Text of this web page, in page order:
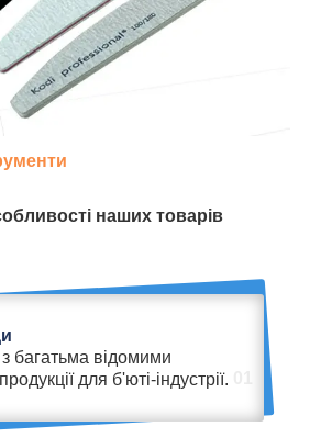
наших товарів
багатьма відомими
для б'юті-індустрії.